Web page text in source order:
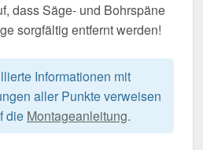
dass Säge- und Bohrspäne
sorgfältig entfernt werden!
Informationen mit
aller Punkte verweisen
die Montageanleitung.